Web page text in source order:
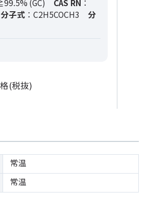
(GC) CAS RN ：
分子式 ：C2H5COCH3
分
(税抜)
常温
常温